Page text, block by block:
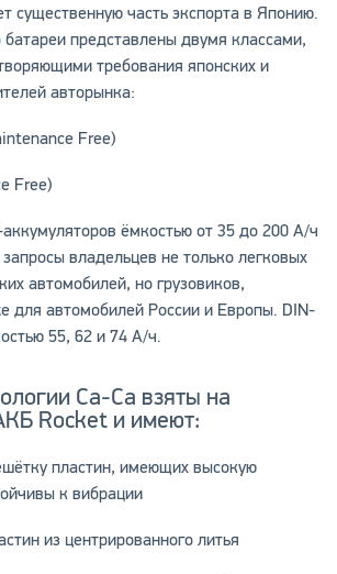
существенную часть экспорта в Японию.
представлены двумя классами,
требования японских и
авторынка:
Free)
Free)
ёмкостью от 35 до 200 А/ч
владельцев не только легковых
автомобилей, но грузовиков,
для автомобилей России и Европы. DIN-
55, 62 и 74 A/ч.
Ca-Ca взяты на
Rocket и имеют:
пластин, имеющих высокую
к вибрации
из центрированного литья